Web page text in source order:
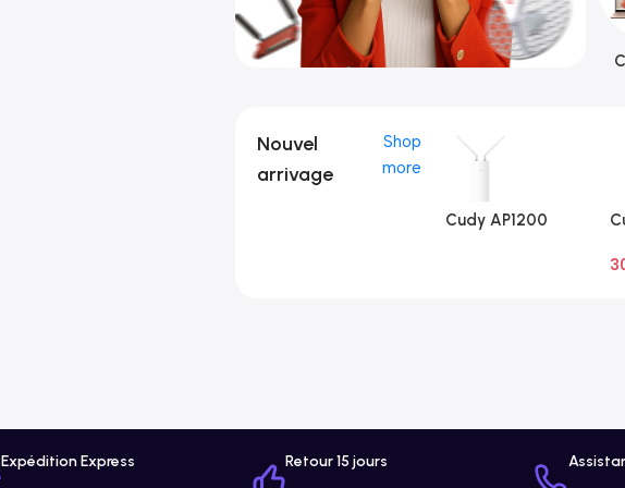
Nouvel
arrivage
Shop
more
Cudy AP1200
Expédition Express Retour 15 jours